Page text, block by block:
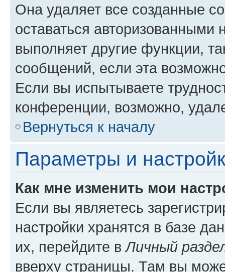
Она удаляет все созданные
оставаться авторизованными
выполняет другие функции,
сообщений, если эта
Если вы испытываете
конференции, возможно,
Вернуться к началу
Параметры и
Как мне изменить мои
Если вы являетесь
настройки хранятся в базе
их, перейдите вЛичный
вверху страницы. Там вы